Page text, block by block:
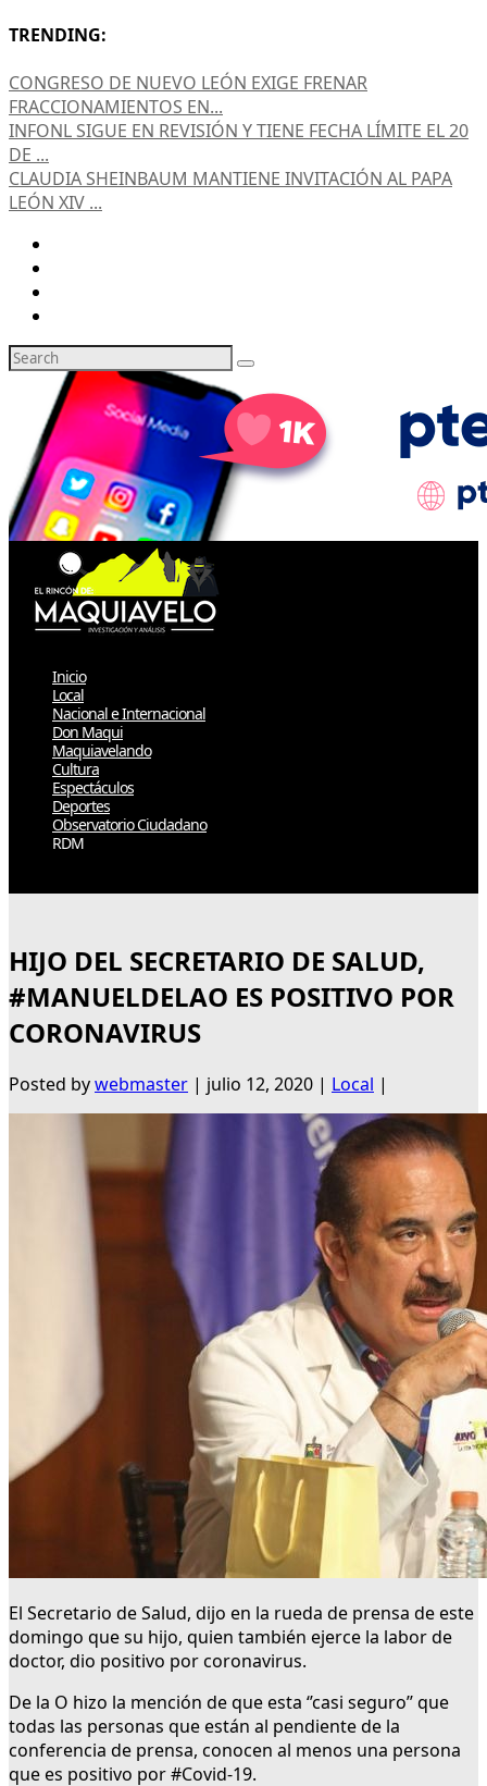
TRENDING:
CONGRESO DE NUEVO LEÓN EXIGE FRENAR
FRACCIONAMIENTOS EN...
INFONL SIGUE EN REVISIÓN Y TIENE FECHA LÍMITE EL 20
DE ...
CLAUDIA SHEINBAUM MANTIENE INVITACIÓN AL PAPA
LEÓN XIV ...
Inicio
Local
Nacional e Internacional
Don Maqui
Maquiavelando
Cultura
Espectáculos
Deportes
Observatorio Ciudadano
RDM
HIJO DEL SECRETARIO DE SALUD,
#MANUELDELAO ES POSITIVO POR
CORONAVIRUS
Posted bywebmaster | julio 12, 2020 | Local |
El Secretario de Salud, dijo en la rueda de prensa de este
domingo que su hijo, quien también ejerce la labor de
doctor, dio positivo por coronavirus.
De la O hizo la mención de que esta ‘’casi seguro’’ que
todas las personas que están al pendiente de la
conferencia de prensa, conocen al menos una persona
que es positivo por #Covid-19.